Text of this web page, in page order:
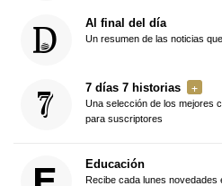
Al final del día
Un resumen de las noticias
7 días 7 historias
Una selección de los mejores
para suscriptores
Educación
Recibe cada lunes novedades